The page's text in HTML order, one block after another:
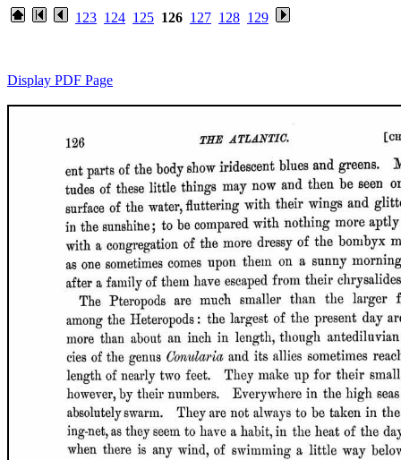
123 124 125 126 127 128 129
Display PDF Page